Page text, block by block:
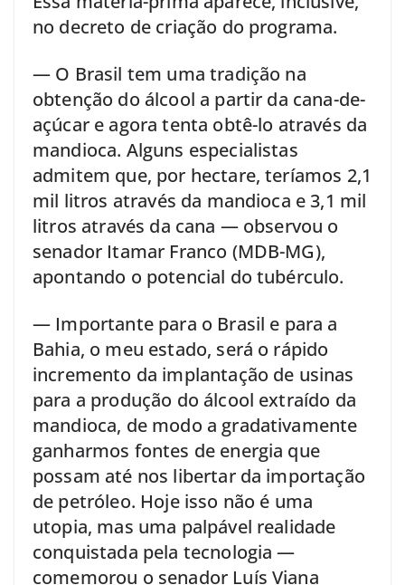
no decreto de criação do programa.
— O Brasil tem uma tradição na
obtenção do álcool a partir da cana-de-
açúcar e agora tenta obtê-lo através da
mandioca. Alguns especialistas
admitem que, por hectare, teríamos 2,1
mil litros através da mandioca e 3,1 mil
litros através da cana — observou o
senador Itamar Franco (MDB-MG),
apontando o potencial do tubérculo.
— Importante para o Brasil e para a
Bahia, o meu estado, será o rápido
incremento da implantação de usinas
para a produção do álcool extraído da
mandioca, de modo a gradativamente
ganharmos fontes de energia que
possam até nos libertar da importação
de petróleo. Hoje isso não é uma
utopia, mas uma palpável realidade
conquistada pela tecnologia —
comemorou o senador Luís Viana